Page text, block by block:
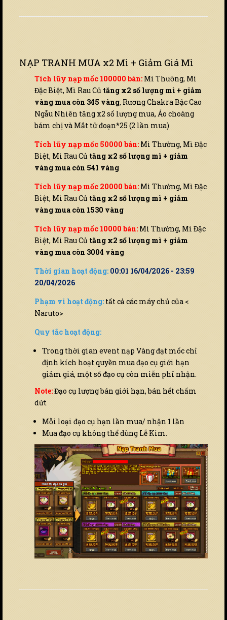
NẠP TRANH MUA x2 Mì + Giảm Giá Mì
Tích lũy nạp mốc 100000 bán: Mì Thường, Mì
Đặc Biệt, Mì Rau Củ tăng x2 số lượng mì + giảm
vàng mua còn 345 vàng, Rương Chakra Bậc Cao
Ngẫu Nhiên tăng x2 số lượng mua, Áo choàng
bám chị và Mắt tử đoạn*25 (2 lần mua)
Tích lũy nạp mốc 50000 bán: Mì Thường, Mì Đặc
Biệt, Mì Rau Củ tăng x2 số lượng mì + giảm
vàng mua còn 541 vàng
Tích lũy nạp mốc 20000 bán: Mì Thường, Mì Đặc
Biệt, Mì Rau Củ tăng x2 số lượng mì + giảm
vàng mua còn 1530 vàng
Tích lũy nạp mốc 10000 bán: Mì Thường, Mì Đặc
Biệt, Mì Rau Củ tăng x2 số lượng mì + giảm
vàng mua còn 3004 vàng
Thời gian hoạt động: 00:01 16/04/2026 - 23:59
20/04/2026
Phạm vi hoạt động: tất cả các máy chủ của <
Naruto>
Quy tắc hoạt động:
Trong thời gian event nạp Vàng đạt mốc chỉ
định kích hoạt quyền mua đạo cụ giới hạn
giảm giá, một số đạo cụ còn miễn phí nhận.
Note:Đạo cụ lượng bán giới hạn, bán hết chấm
dứt
Mỗi loại đạo cụ hạn lần mua/ nhận 1 lần
Mua đạo cụ không thể dùng Lễ Kim.